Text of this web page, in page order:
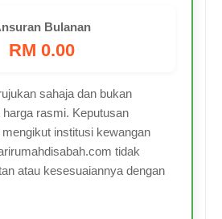
Bulanan
RM 0.00
sahaja dan bukan
rasmi. Keputusan
institusi kewangan
tidak
atau kesesuaiannya dengan